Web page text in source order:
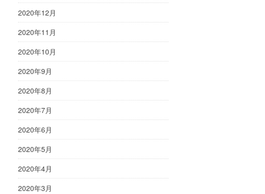
2020年12月
2020年11月
2020年10月
2020年9月
2020年8月
2020年7月
2020年6月
2020年5月
2020年4月
2020年3月